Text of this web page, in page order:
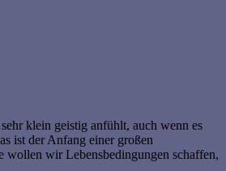
klein geistig anfühlt, auch wenn es
ist der Anfang einer großen
wollen wir Lebensbedingungen schaffen,